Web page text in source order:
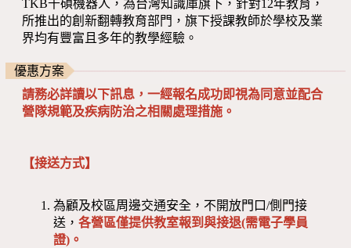
TKB千碩機器人，為台灣知識庫旗下，針對12年教育，
所推出的創新翻轉教育部門，旗下授課教師於學校及業
界均有豐富且多年的教學經驗。
優惠方案
請務必詳讀以下訊息，一經報名成功即視為同意並配合
營隊規範及疾病防治之相關處理措施。
【接送方式】
為顧及校區周邊交通安全，不開放門口/側門接
送，各營區僅提供教室報到與接退(需電子學員
證)。